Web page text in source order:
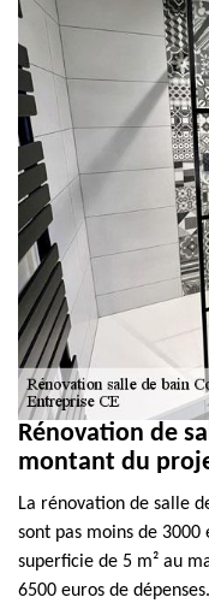
Rénovation de
montant du
La rénovation de salle
sont pas moins de 3000
superficie de 5 m² au
6500 euros de